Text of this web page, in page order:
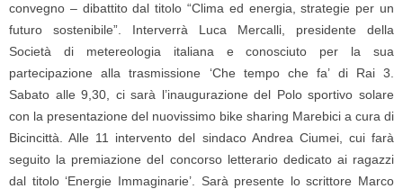
convegno – dibattito dal titolo “Clima ed energia, strategie per un
futuro sostenibile”. Interverrà Luca Mercalli, presidente della
Società di metereologia italiana e conosciuto per la sua
partecipazione alla trasmissione ‘Che tempo che fa’ di Rai 3.
Sabato alle 9,30, ci sarà l’inaugurazione del Polo sportivo solare
con la presentazione del nuovissimo bike sharing Marebici a cura di
Bicincittà. Alle 11 intervento del sindaco Andrea Ciumei, cui farà
seguito la premiazione del concorso letterario dedicato ai ragazzi
dal titolo ‘Energie Immaginarie’. Sarà presente lo scrittore Marco